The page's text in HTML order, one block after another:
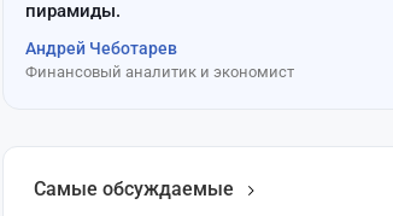
пирамиды.
Андрей Чеботарев
Финансовый аналитик и экономист
Самые обсуждаемые